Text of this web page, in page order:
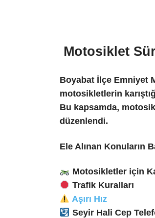
Motosiklet
Boyabat İlçe Emniyet
motosikletlerin
Bu kapsamda,
düzenlendi.
Ele Alınan Konuların
Motosikletler için
Trafik Kuralları
Aşırı Hız
Seyir Hali Cep